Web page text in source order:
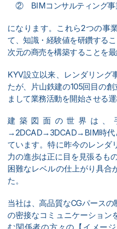
② BIMコンサルティング事
になります。これら2つの事
て、知識・経験値を研鑽する
次元の商売を構築することを
KYV設立以来、レンダリング
たが、片山鉄建の105回目の
まして業務活動を開始させる運
建築図面の世界は
→2DCAD→3DCAD→BIM時代
ています。特に昨今のレンダ
力の進歩は正に目を見張るも
困難なレベルの仕上がり具合
た。
当社は、高品質なCGパース
の密接なコミュニケーション